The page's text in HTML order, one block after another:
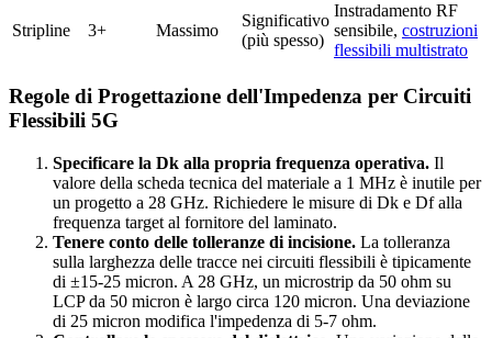
Stripline 3+ Massimo
Significativo
(più spesso)
Instradamento RF
sensibile, costruzioni
flessibili multistrato
Regole di Progettazione dell'Impedenza per Circuiti
Flessibili 5G
Specificare la Dk alla propria frequenza operativa. Il
valore della scheda tecnica del materiale a 1 MHz è inutile per
un progetto a 28 GHz. Richiedere le misure di Dk e Df alla
frequenza target al fornitore del laminato.
Tenere conto delle tolleranze di incisione. La tolleranza
sulla larghezza delle tracce nei circuiti flessibili è tipicamente
di ±15-25 micron. A 28 GHz, un microstrip da 50 ohm su
LCP da 50 micron è largo circa 120 micron. Una deviazione
di 25 micron modifica l'impedenza di 5-7 ohm.